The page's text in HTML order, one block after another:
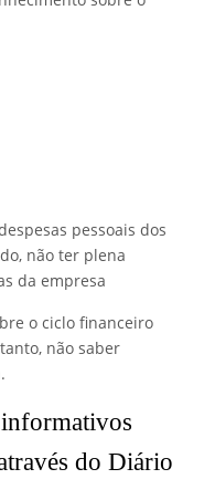
pessoais dos
não ter plena
da empresa
o ciclo financeiro
não saber
do Diário